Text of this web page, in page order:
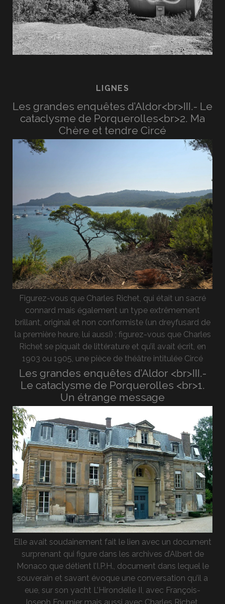
LIGNES
Les grandes enquêtes d’Aldor<br>III.- Le
cataclysme de Porquerolles<br>2. Ma
Chère et tendre Circé
Figurez-vous que Charles Richet, qui était un sacré
connard mais également un type extrêmement
brillant, original et non conformiste (un dreyfusard de
la première heure, lui aussi) ; figurez-vous que Charles
Richet se piquait de littérature et qu’il avait écrit, en
1903 ou 1905, une pièce de théâtre intitulée Circé
Les grandes enquêtes d’Aldor <br>III.-
Le cataclysme de Porquerolles <br>1.
Un étrange message
Elle avait soudainement fait le lien avec un document
surprenant qui figure dans les archives d’Albert de
Monaco que détient l’I.P.H., document dans lequel le
souverain et savant évoque une conversation qu’il a
eue, sur son yacht L’Hirondelle II, avec François-